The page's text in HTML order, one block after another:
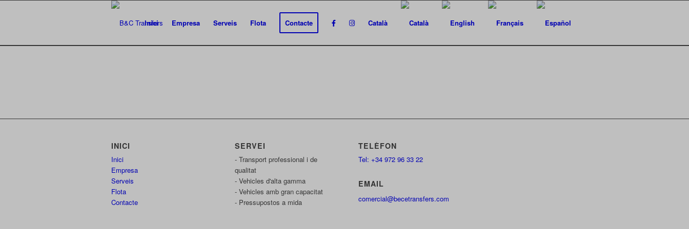
Inici Empresa Serveis Flota Contacte Català
INICI
Inici
Empresa
Serveis
Flota
Contacte
SERVEI
- Transport professional i de
qualitat
- Vehicles d'alta gamma
- Vehicles amb gran capacitat
- Pressupostos a mida
TELÈFON
Tel: +34 972 96 33 22
EMAIL
comercial@becetransfers.com